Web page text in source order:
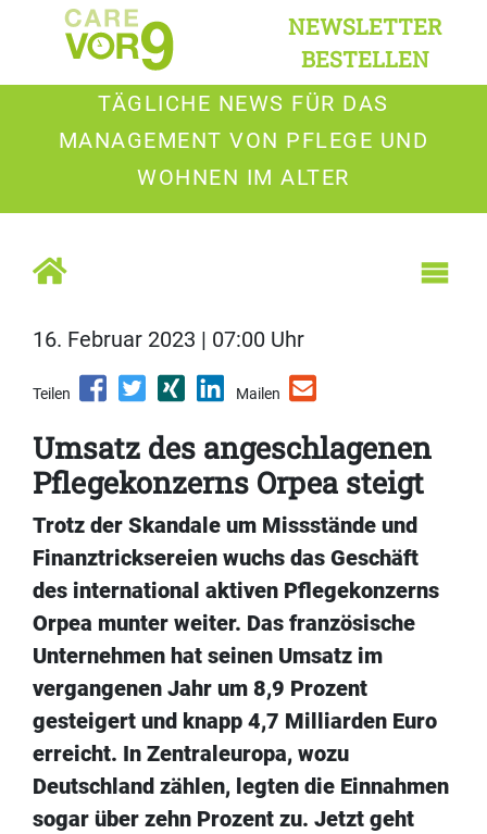
NEWSLETTER
BESTELLEN
TÄGLICHE NEWS FÜR DAS
MANAGEMENT VON PFLEGE UND
WOHNEN IM ALTER
16. Februar 2023 | 07:00 Uhr
Teilen Mailen
Umsatz des angeschlagenen
Pflegekonzerns Orpea steigt
Trotz der Skandale um Missstände und
Finanztricksereien wuchs das Geschäft
des international aktiven Pflegekonzerns
Orpea munter weiter. Das französische
Unternehmen hat seinen Umsatz im
vergangenen Jahr um 8,9 Prozent
gesteigert und knapp 4,7 Milliarden Euro
erreicht. In Zentraleuropa, wozu
Deutschland zählen, legten die Einnahmen
sogar über zehn Prozent zu. Jetzt geht